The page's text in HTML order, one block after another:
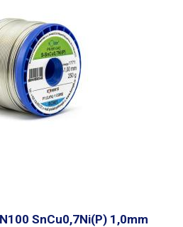
SnCu0,7Ni(P) 1,0mm